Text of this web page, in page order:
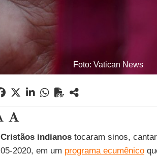
Foto: Vatican News
Cristãos indianostocaram sinos,
05-2020, em um programa ecumênico